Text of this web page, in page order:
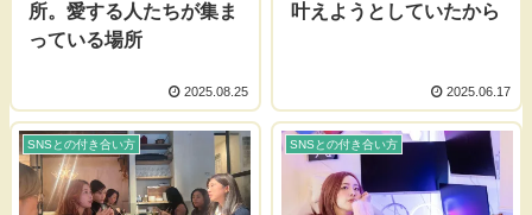
所。愛する人たちが集ま
っている場所
2025.08.25
叶えようとしていたから
2025.06.17
SNSとの付き合い方 SNSとの付き合い方